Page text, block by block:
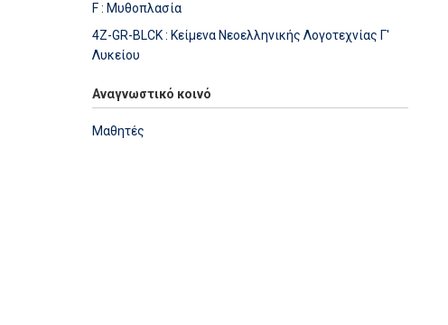
F : Μυθοπλασία
4Z-GR-BLCK : Κείμενα Νεοελληνικής Λογοτεχνίας Γ'
Λυκείου
Αναγνωστικό κοινό
Μαθητές